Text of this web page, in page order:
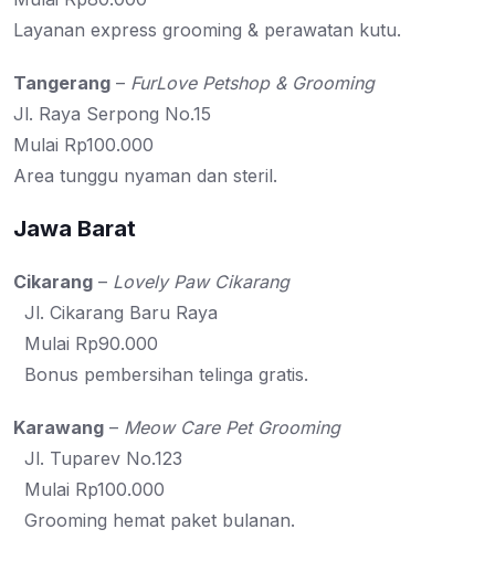
Layanan express grooming & perawatan kutu.
Tangerang – FurLove Petshop & Grooming
Jl. Raya Serpong No.15
Mulai Rp100.000
Area tunggu nyaman dan steril.
Jawa Barat
Cikarang – Lovely Paw Cikarang
Jl. Cikarang Baru Raya
Mulai Rp90.000
Bonus pembersihan telinga gratis.
Karawang – Meow Care Pet Grooming
Jl. Tuparev No.123
Mulai Rp100.000
Grooming hemat paket bulanan.